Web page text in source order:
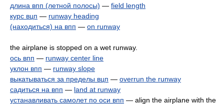
длина впп (летной полосы) — field length
курс вцп — runway heading
(находиться) на впп — on runway
the airplane is stopped on a wet runway.
ось впп — runway center line
уклон впп — runway slope
выкатываться за пределы вцп — overrun the runway
садиться на впп — land at runway
устанавливать самолет по оси впп — align the airplane with the